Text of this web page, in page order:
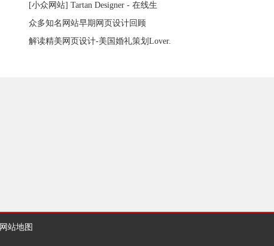
[小众网站] Tartan Designer - 在线生
众多知名网站早期网页设计回顾
解读精美网页设计-美国婚礼策划Lover.
网站地图